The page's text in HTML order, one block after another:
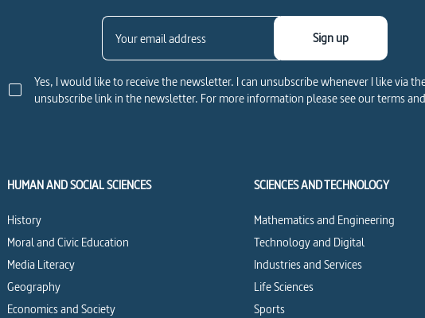
Yes, I would like to receive the newsletter. I can unsubscribe whenever I like via
unsubscribe link in the newsletter. For more information please see our terms
Sign up
HUMAN AND SOCIAL SCIENCES
History
Moral and Civic Education
Media Literacy
Geography
Economics and Society
SCIENCES AND TECHNOLOGY
Mathematics and Engineering
Technology and Digital
Industries and Services
Life Sciences
Sports